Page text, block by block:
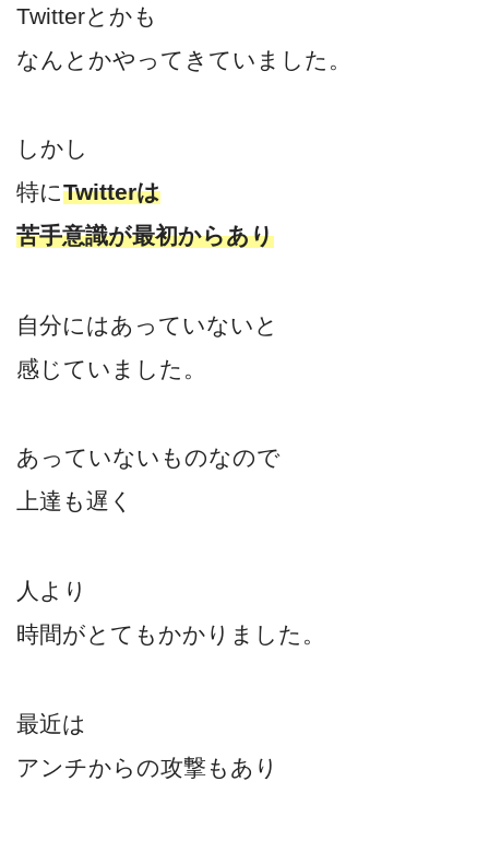
Twitterとかも
なんとかやってきていました。
しかし
特にTwitterは
苦手意識が最初からあり
自分にはあっていないと
感じていました。
あっていないものなので
上達も遅く
人より
時間がとてもかかりました。
最近は
アンチからの攻撃もあり